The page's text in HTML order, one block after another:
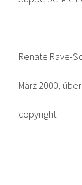
Renate Rave-
März 2000,
copyright